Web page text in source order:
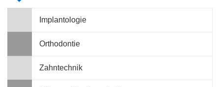
Implantologie
Orthodontie
Zahntechnik